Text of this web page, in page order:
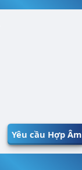
Yêu cầu Hợp Âm